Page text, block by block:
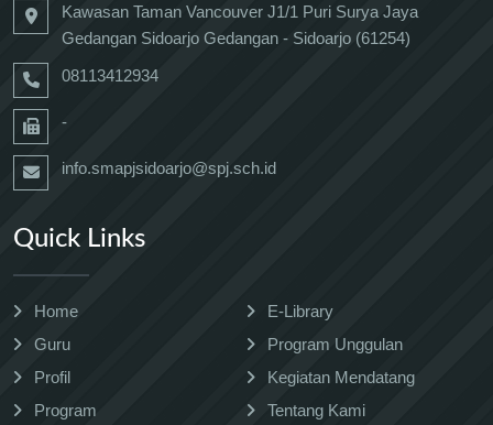
Kawasan Taman Vancouver J1/1 Puri Surya Jaya
Gedangan Sidoarjo Gedangan - Sidoarjo (61254)
08113412934
-
info.smapjsidoarjo@spj.sch.id
Quick Links
Home
E-Library
Guru
Program Unggulan
Profil
Kegiatan Mendatang
Program
Tentang Kami